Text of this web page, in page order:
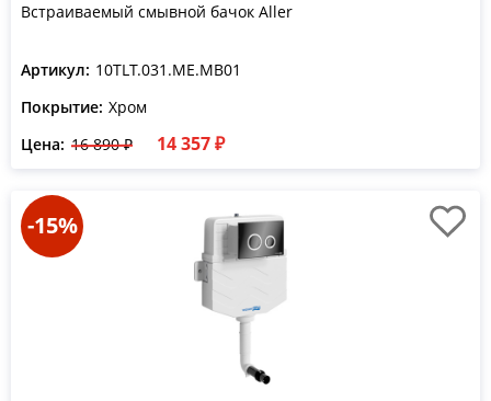
Встраиваемый смывной бачок Aller
Артикул: 10TLT.031.ME.MB01
Покрытие: Хром
Цена: 16 890 ₽ 14 357 ₽
-15%